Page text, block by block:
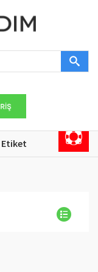
Etiket